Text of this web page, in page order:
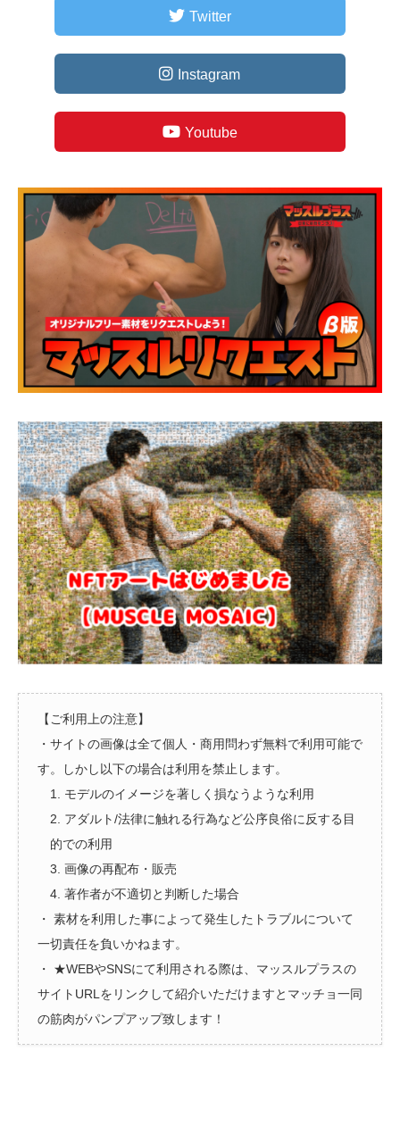
Twitter
Instagram
Youtube
【ご利用上の注意】
・サイトの画像は全て個人・商用問わず無料で利用可能で
す。しかし以下の場合は利用を禁止します。
1. モデルのイメージを著しく損なうような利用
2. アダルト/法律に触れる行為など公序良俗に反する目
的での利用
3. 画像の再配布・販売
4. 著作者が不適切と判断した場合
・ 素材を利用した事によって発生したトラブルについて
一切責任を負いかねます。
・ ★WEBやSNSにて利用される際は、マッスルプラスの
サイトURLをリンクして紹介いただけますとマッチョ一同
の筋肉がパンプアップ致します！